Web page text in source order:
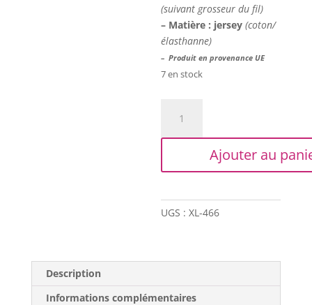
(suivant grosseur du fil)
– Matière : jersey(coton/
élasthanne)
– Produit en provenance UE
7 en stock
Trapilho
-
blanc/bleu
Ajouter au
UGS :XL-466
Description
Informations complémentaires